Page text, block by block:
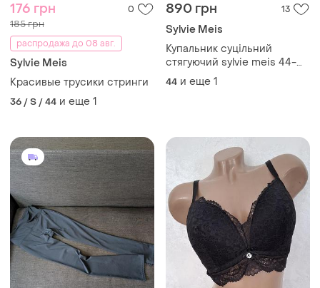
176 грн 0
185 грн
распродажа до 08 авг.
Sylvie Meis
Красивые трусики стринги
36 / S / 44 и еще 1
890 грн 13
Sylvie Meis
Купальник суцільний
стягуючий sylvie meis 44-
46р
44 и еще 1